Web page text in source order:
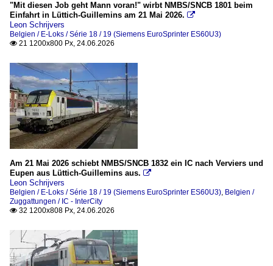
RE29 “euregioAIXpress” (in Belgien S41)
"Mit diesen Job geht Mann voran!" wirbt NMBS/SNCB 1801 beim
Einfahrt in Lüttich-Guillemins am 21 Mai 2026. 
Leon Schrijvers
Belgien / E-Loks / Série 18 / 19 (Siemens EuroSprinter ES60U3)
 21 1200x800 Px, 24.06.2026
Am 21 Mai 2026 schiebt NMBS/SNCB 1832 ein IC nach Verviers und
Eupen aus Lüttich-Guillemins aus. 
Leon Schrijvers
Belgien / E-Loks / Série 18 / 19 (Siemens EuroSprinter ES60U3), Belgien /
Zuggattungen / IC - InterCity
 32 1200x808 Px, 24.06.2026